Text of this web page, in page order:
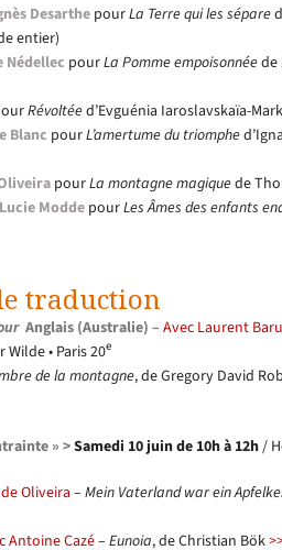
DesarthepourLa Terre qui les sépare
entier)
pourLa Pomme empoisonnéede
Révoltéed’Evguénia Iaroslavskaïa-
Blanc pourL’amertume du triomphe
pourLa montagne magiquede
ModdepourLes Âmes des enfants
traduction
Anglais (Australie) – Avec Laurent
• Paris 20e
de la montagne, de Gregory David
» >Samedi 10 juin de 10h à 12h/
Oliveira –Mein Vaterland war ein
Antoine Cazé–Eunoia, de Christian Bök